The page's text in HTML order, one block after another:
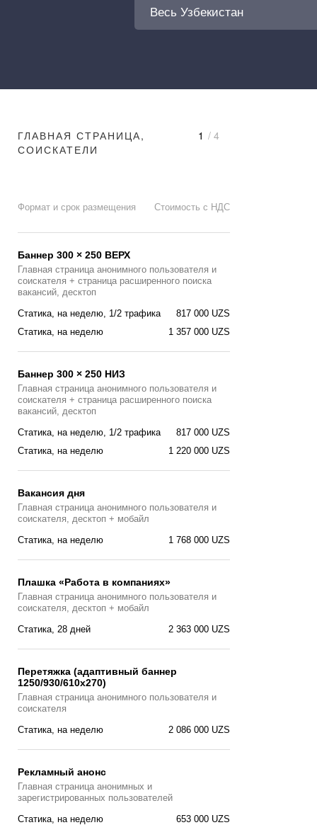
1 / 4
ГЛАВНАЯ СТРАНИЦА,
СОИСКАТЕЛИ
Формат и срок размещения Стоимость с НДС
Баннер 300 × 250 ВЕРХ
Главная страница анонимного пользователя и
соискателя + страница расширенного поиска
вакансий, десктоп
817 000 UZS
Статика, на неделю, 1/2 трафика
1 357 000 UZS
Статика, на неделю
Баннер 300 × 250 НИЗ
Главная страница анонимного пользователя и
соискателя + страница расширенного поиска
вакансий, десктоп
817 000 UZS
Статика, на неделю, 1/2 трафика
1 220 000 UZS
Статика, на неделю
Вакансия дня
Главная страницa анонимного пользователя и
соискателя, десктоп + мобайл
1 768 000 UZS
Статика, на неделю
Плашка «Работа в компаниях»
Главная страницa анонимного пользователя и
соискателя, десктоп + мобайл
2 363 000 UZS
Статика, 28 дней
Перетяжка (адаптивный баннер
1250/930/610х270)
Главная страницa анонимного пользователя и
соискателя
2 086 000 UZS
Статика, на неделю
Рекламный анонс
Главная страница анонимных и
зарегистрированных пользователей
653 000 UZS
Статика, на неделю